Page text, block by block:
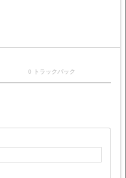
0 トラックバック